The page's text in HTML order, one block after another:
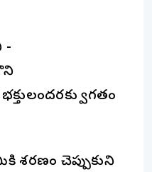
-
స్వాగతం
శరణం చెప్పుకుని